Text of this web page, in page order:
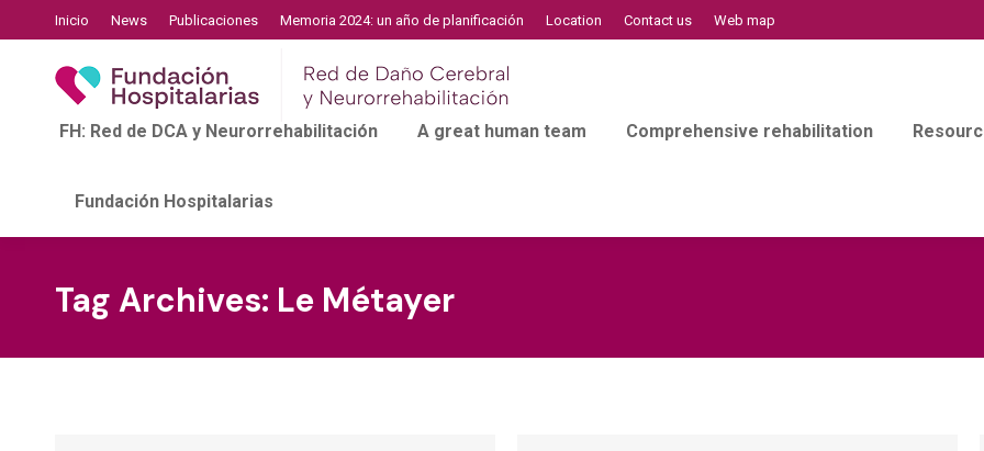
Inicio News Publicaciones Memoria 2024: un año de planificación Location Contact us Web map
FH: Red de DCA y Neurorrehabilitación A great human team Comprehensive rehabilitation
Fundación Hospitalarias
Tag Archives: Le Métayer